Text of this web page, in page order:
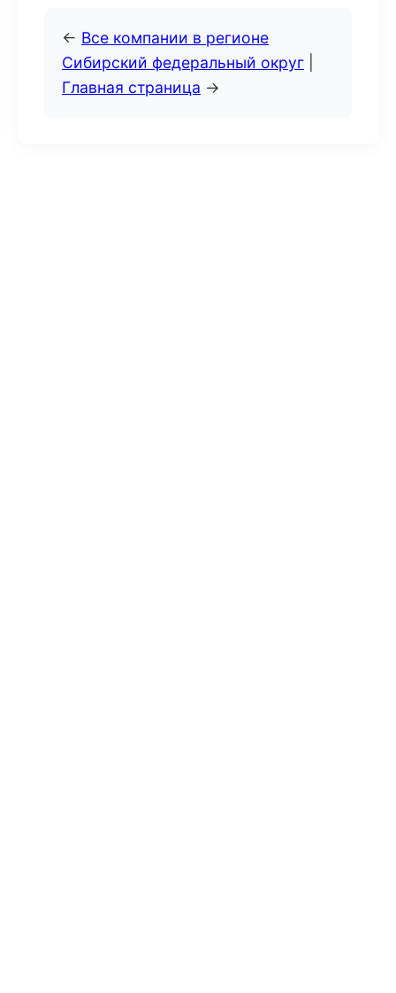
← Все компании в регионе
Сибирский федеральный округ
Главная страница →